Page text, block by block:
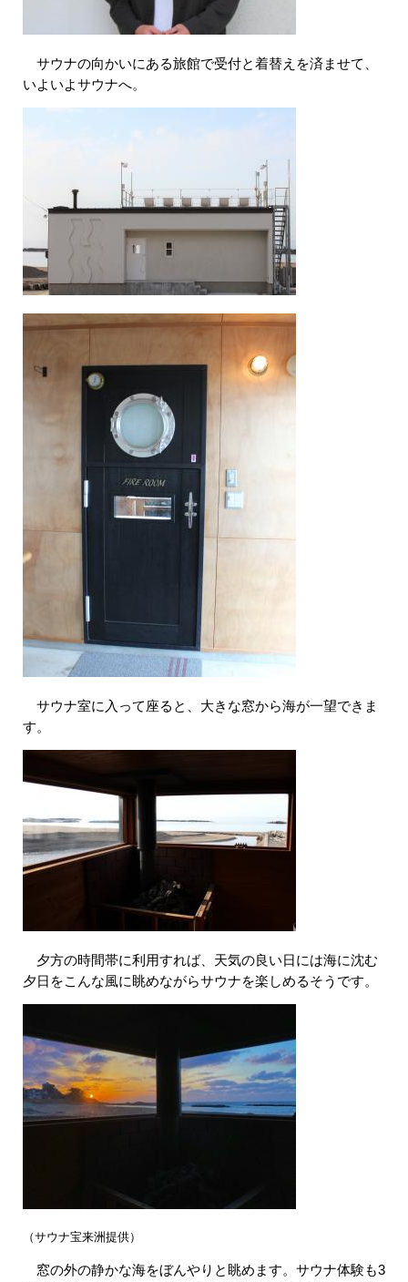
サウナの向かいにある旅館で受付と着替えを済ませて、
いよいよサウナへ。
​ サウナ室に入って座ると、大きな窓から海が一望できま
す。
夕方の時間帯に利用すれば、天気の良い日には海に沈む
夕日をこんな風に眺めながらサウナを楽しめるそうです。​​
（サウナ宝来洲提供）
窓の外の静かな海をぼんやりと眺めます。サウナ体験も3